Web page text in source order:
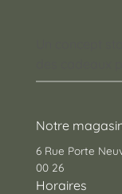
Notre
6 Rue Porte
00 26
Horaires